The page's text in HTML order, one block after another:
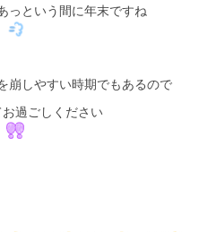
っという間に年末ですね
崩しやすい時期でもあるので
過ごしください